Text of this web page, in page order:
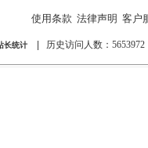
使用条款 法律声明 客户
统计 历史访问人数：